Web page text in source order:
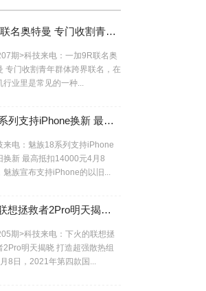
科技来电：一加9R联名奥特曼 专门收割青年群体
期>科技来电：一加9R联名奥
专门收割青年群体跨界联名，在
行业里是常见的一种...
科技来电：魅族18系列支持iPhone换新 最高抵扣14000元
来电：魅族18系列支持iPhone
换新 最高抵扣14000元4月8
魅族宣布支持iPhone的以旧...
科技来电：下火的联想拯救者2Pro明天揭晓 打造超强散热组合
期>科技来电：下火的联想拯
2Pro明天揭晓 打造超强散热组
8日，2021年第四款国...